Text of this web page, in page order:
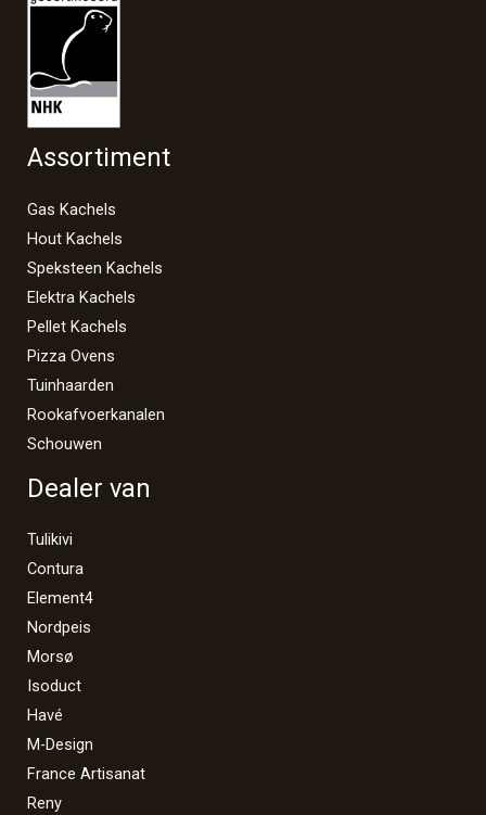
Assortiment
Gas Kachels
Hout Kachels
Speksteen Kachels
Elektra Kachels
Pellet Kachels
Pizza Ovens
Tuinhaarden
Rookafvoerkanalen
Schouwen
Dealer van
Tulikivi
Contura
Element4
Nordpeis
Morsø
Isoduct
Havé
M-Design
France Artisanat
Reny